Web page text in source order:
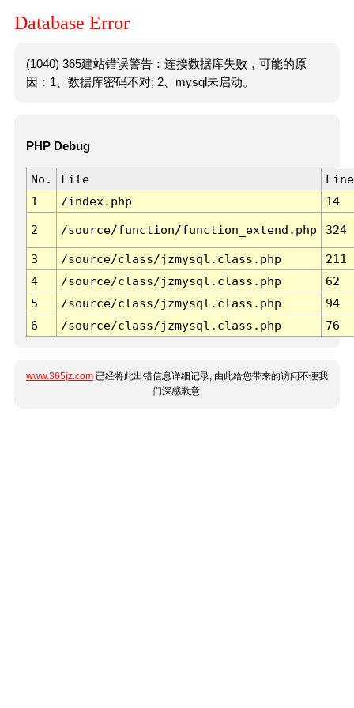
Database Error
(1040) 365建站错误警告：连接数据库失败，可能的原
因：1、数据库密码不对; 2、mysql未启动。
PHP Debug
No. File
Line
1
/index.php 14
2 /source/function/function_extend.php 324
3 /source/class/jzmysql.class.php
211
4
/source/class/jzmysql.class.php
62
5
/source/class/jzmysql.class.php
94
6
/source/class/jzmysql.class.php 76
www.365jz.com 已经将此出错信息详细记录, 由此给您带来的访问不便我
们深感歉意.